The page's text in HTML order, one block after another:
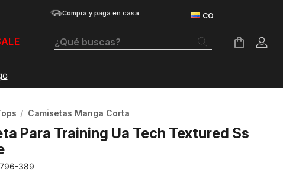
Compra y paga en casa
¿Qué buscas?
Camisetas Manga Corta
Para Training Ua Tech Textured Ss
389
Botas
Tenis Mujer
Tenis Hombre